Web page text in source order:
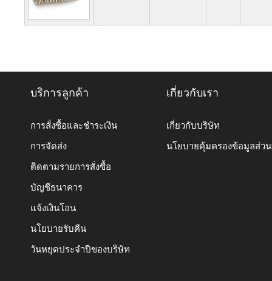
บริการลูกค้า
การสั่งซื้อและชำระเงิน
การจัดส่ง
ติดตามรายการสั่งซื้อ
บัญชีธนาคาร
แจ้งเงินโอน
นโยบายรับคืน
วันหยุดประจำปีของบริษัท
เกี่ยวกับเรา
เกี่ยวกับบริษัท
นโยบายคุ้มครองข้อมูลส่ว